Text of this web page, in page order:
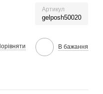
Артикул
gelposh50020
В бажання